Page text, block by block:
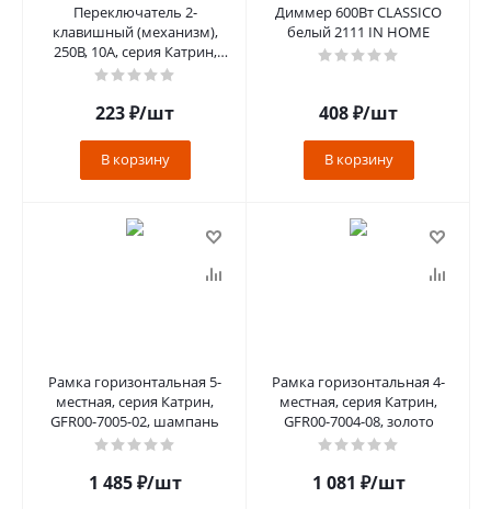
Переключатель 2-
клавишный (механизм),
250В, 10А, серия Катрин,
шампань, GLS10-7107-02
223₽/шт
В корзину
Диммер 600Вт CLASSICO
белый 2111 IN HOME
408₽/шт
В корзину
Рамка горизонтальная 5-
местная, серия Катрин,
GFR00-7005-02, шампань
1 485₽/шт
Рамка горизонтальная 4-
местная, серия Катрин,
GFR00-7004-08, золото
1 081 ₽/шт